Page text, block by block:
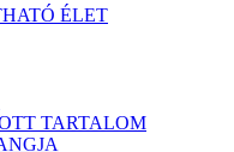
ÉLET
TARTALOM